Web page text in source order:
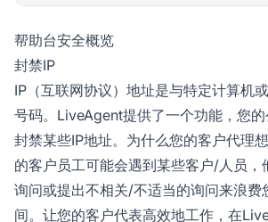
帮助台安全概览
封禁IP
IP（互联网协议）地址是与特定计算机
号码。LiveAgent提供了一个功能，您
封禁某些IP地址。为什么您的客户代理
的客户员工可能会遇到某些客户/人员，
询问或提出不相关/不适当的询问来浪费
间。让您的客户代表高效地工作，在